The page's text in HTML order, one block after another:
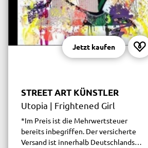
Jetzt kaufen
STREET ART KÜNSTLER
Utopia | Frightened Girl
*Im Preis ist die Mehrwertsteuer
bereits inbegriffen. Der versicherte
Versand ist innerhalb Deutschlands